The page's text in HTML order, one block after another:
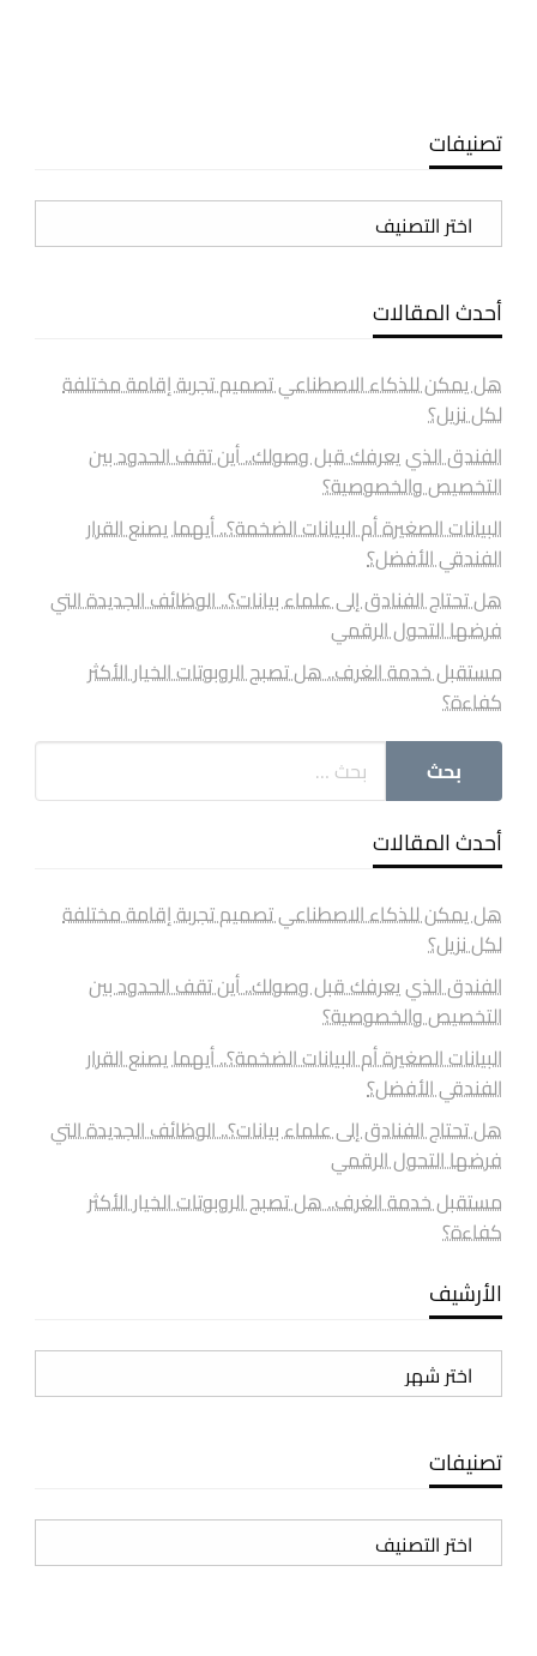
تصنيفات
تصنيفات
أحدث المقالات
هل يمكن للذكاء الاصطناعي تصميم تجربة إقامة مختلفة
لكل نزيل؟
الفندق الذي يعرفك قبل وصولك.. أين تقف الحدود بين
التخصيص والخصوصية؟
البيانات الصغيرة أم البيانات الضخمة؟.. أيهما يصنع القرار
الفندقي الأفضل؟
هل تحتاج الفنادق إلى علماء بيانات؟.. الوظائف الجديدة التي
فرضها التحول الرقمي
مستقبل خدمة الغرف.. هل تصبح الروبوتات الخيار الأكثر
كفاءة؟
أحدث المقالات
هل يمكن للذكاء الاصطناعي تصميم تجربة إقامة مختلفة
لكل نزيل؟
الفندق الذي يعرفك قبل وصولك.. أين تقف الحدود بين
التخصيص والخصوصية؟
البيانات الصغيرة أم البيانات الضخمة؟.. أيهما يصنع القرار
الفندقي الأفضل؟
هل تحتاج الفنادق إلى علماء بيانات؟.. الوظائف الجديدة التي
فرضها التحول الرقمي
مستقبل خدمة الغرف.. هل تصبح الروبوتات الخيار الأكثر
كفاءة؟
الأرشيف
الأرشيف
تصنيفات
تصنيفات